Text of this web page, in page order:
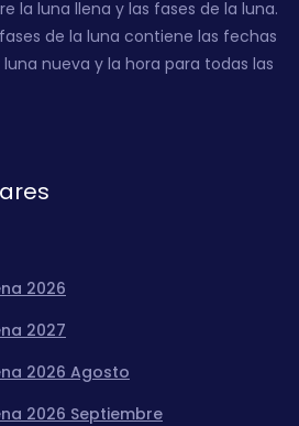
la luna llena y las fases de la luna.
de la luna contiene las fechas
nueva y la hora para todas las
2026
2027
2026 Agosto
2026 Septiembre